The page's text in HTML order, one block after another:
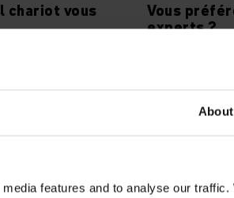
About
features and to analyse our traffic.
chariot vous
Vous
experts ?
Veuillez
dessous et